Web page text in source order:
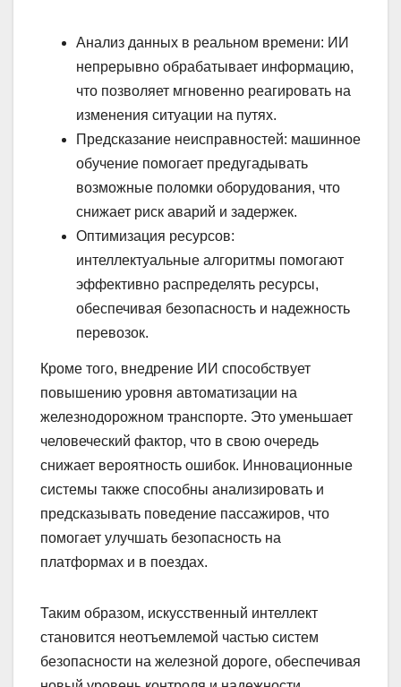
Анализ данных в реальном времени: ИИ
непрерывно обрабатывает информацию,
что позволяет мгновенно реагировать на
изменения ситуации на путях.
Предсказание неисправностей: машинное
обучение помогает предугадывать
возможные поломки оборудования, что
снижает риск аварий и задержек.
Оптимизация ресурсов:
интеллектуальные алгоритмы помогают
эффективно распределять ресурсы,
обеспечивая безопасность и надежность
перевозок.
Кроме того, внедрение ИИ способствует
повышению уровня автоматизации на
железнодорожном транспорте. Это уменьшает
человеческий фактор, что в свою очередь
снижает вероятность ошибок. Инновационные
системы также способны анализировать и
предсказывать поведение пассажиров, что
помогает улучшать безопасность на
платформах и в поездах.
Таким образом, искусственный интеллект
становится неотъемлемой частью систем
безопасности на железной дороге, обеспечивая